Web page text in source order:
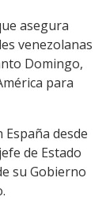
asegura
venezolanas
Domingo,
para
desde
de Estado
su Gobierno